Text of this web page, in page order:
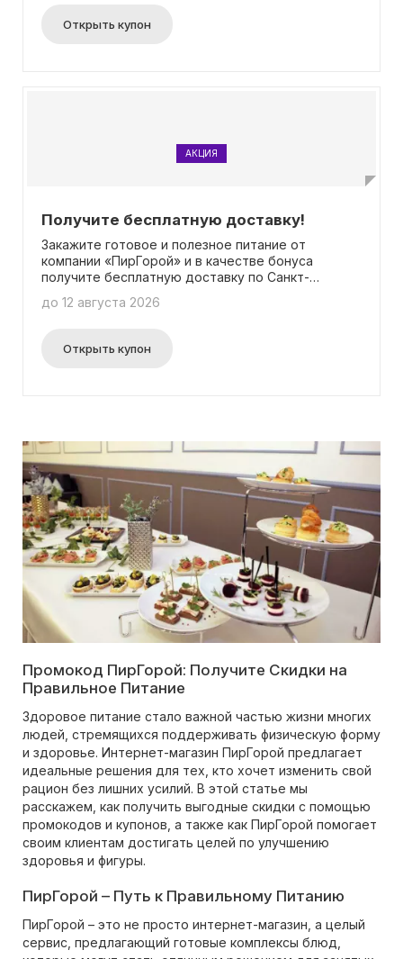
Открыть купон
АКЦИЯ
Получите бесплатную доставку!
Закажите готовое и полезное питание от
компании «ПирГорой» и в качестве бонуса
получите бесплатную доставку по Санкт-
Московской области! Все подробности доступны
до 12 августа 2026
Открыть купон
Промокод ПирГорой: Получите Скидки на
Правильное Питание
Здоровое питание стало важной частью жизни многих
людей, стремящихся поддерживать физическую форму
и здоровье. Интернет-магазин ПирГорой предлагает
идеальные решения для тех, кто хочет изменить свой
рацион без лишних усилий. В этой статье мы
расскажем, как получить выгодные скидки с помощью
промокодов и купонов, а также как ПирГорой помогает
своим клиентам достигать целей по улучшению
здоровья и фигуры.
ПирГорой – Путь к Правильному Питанию
ПирГорой – это не просто интернет-магазин, а целый
сервис, предлагающий готовые комплексы блюд,